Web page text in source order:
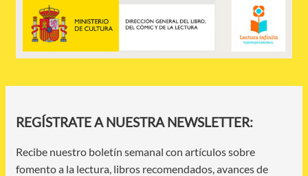
REGÍSTRATE A NUESTRA NEWSLETTER:
Recibe nuestro boletín semanal con artículos sobre
fomento a la lectura, libros recomendados, avances de